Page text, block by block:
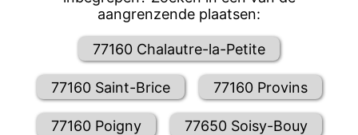
aangrenzende plaatsen:
77160 Chalautre-la-Petite
77160 Saint-Brice 77160 Provins
77160 Poigny 77650 Soisy-Bouy